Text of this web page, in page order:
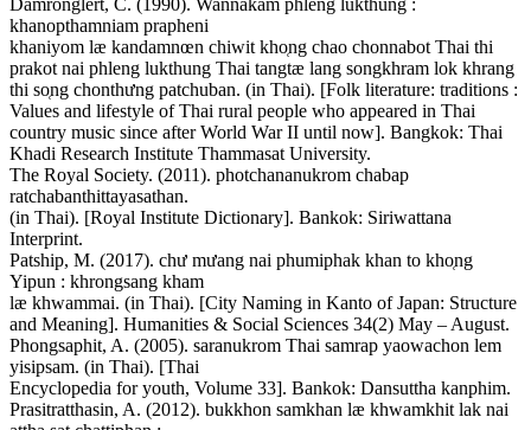
Damronglert, C. (1990). Wannakam phleng lukthung :
khanopthamniam prapheni
khaniyom læ kandamnœn chiwit kho̜ng chao chonnabot Thai thi
prakot nai phleng lukthung Thai tangtæ lang songkhram lok khrang
thi so̜ng chonthưng patchuban. (in Thai). [Folk literature: traditions :
Values and lifestyle of Thai rural people who appeared in Thai
country music since after World War II until now]. Bangkok: Thai
Khadi Research Institute Thammasat University.
The Royal Society. (2011). photchananukrom chabap
ratchabanthittayasathan.
(in Thai). [Royal Institute Dictionary]. Bankok: Siriwattana
Interprint.
Patship, M. (2017). chư mưang nai phumiphak khan to kho̜ng
Yipun : khrongsang kham
læ khwammai. (in Thai). [City Naming in Kanto of Japan: Structure
and Meaning]. Humanities & Social Sciences 34(2) May – August.
Phongsaphit, A. (2005). saranukrom Thai samrap yaowachon lem
yisipsam. (in Thai). [Thai
Encyclopedia for youth, Volume 33]. Bankok: Dansuttha kanphim.
Prasitratthasin, A. (2012). bukkhon samkhan læ khwamkhit lak nai